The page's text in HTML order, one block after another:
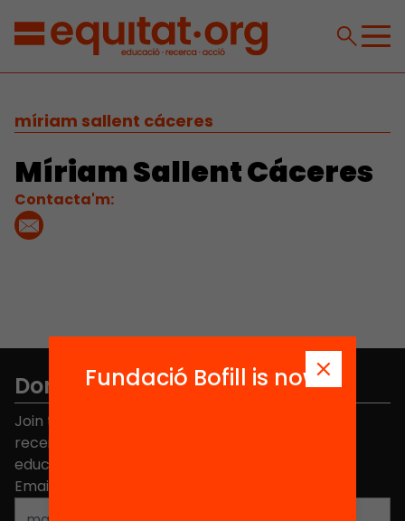
míriam sallent cáceres
Míriam Sallent Cáceres
Contacta'm:
Don't miss anything.
Join the more than 40,000 people who already
receive news about initiatives and projects for
educational change in Catalonia.
Email address
Fundació Bofill is now